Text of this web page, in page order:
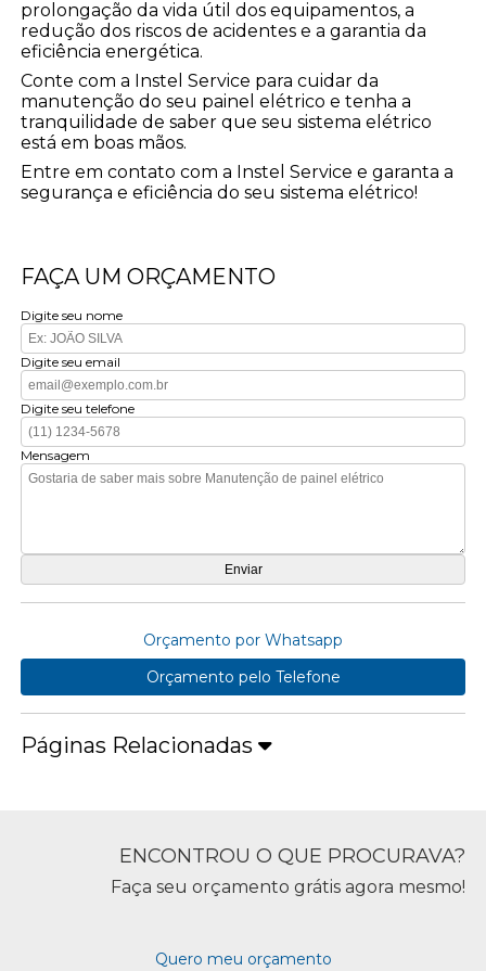
prolongação da vida útil dos equipamentos, a
redução dos riscos de acidentes e a garantia da
eficiência energética.
Conte com a Instel Service para cuidar da
manutenção do seu painel elétrico e tenha a
tranquilidade de saber que seu sistema elétrico
está em boas mãos.
Entre em contato com a Instel Service e garanta a
segurança e eficiência do seu sistema elétrico!
FAÇA UM ORÇAMENTO
Digite seu nome
Digite seu email
Digite seu telefone
Mensagem
Orçamento por Whatsapp
Orçamento pelo Telefone
Páginas Relacionadas
ENCONTROU O QUE PROCURAVA?
Faça seu orçamento grátis agora mesmo!
Quero meu orçamento